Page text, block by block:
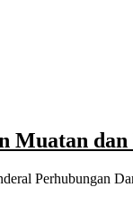
Muatan
Perhubungan